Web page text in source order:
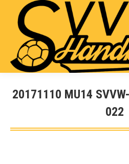
20171110 MU14
022
Sie